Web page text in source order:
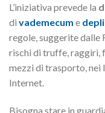
L’iniziativa prevede la
di vademecum e
regole, suggerite dalle
rischi di truffe, raggiri,
mezzi di trasporto, nei
Internet.
Bisogna stare in